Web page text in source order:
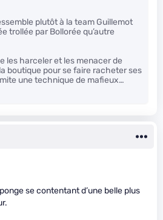
plutôt à la team Guillemot
trollée par Bollorée qu’autre
les harceler et les menacer de
boutique pour se faire racheter ses
une technique de mafieux…
se contentant d’une belle plus